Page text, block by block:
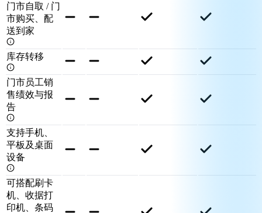
门市自取 / 门
市购买、配
送到家
库存转移
门市员工销
售绩效与报
告
支持手机、
平板及桌面
设备
可搭配刷卡
机、收据打
印机、条码